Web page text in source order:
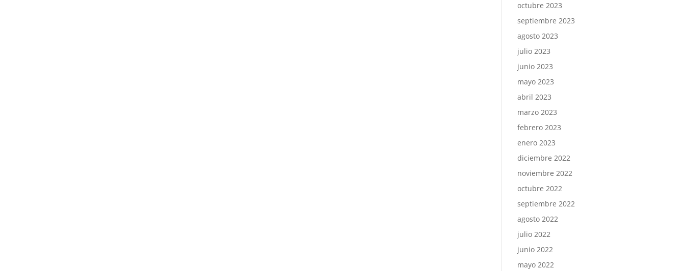
octubre 2023
septiembre 2023
agosto 2023
julio 2023
junio 2023
mayo 2023
abril 2023
marzo 2023
febrero 2023
enero 2023
diciembre 2022
noviembre 2022
octubre 2022
septiembre 2022
agosto 2022
julio 2022
junio 2022
mayo 2022